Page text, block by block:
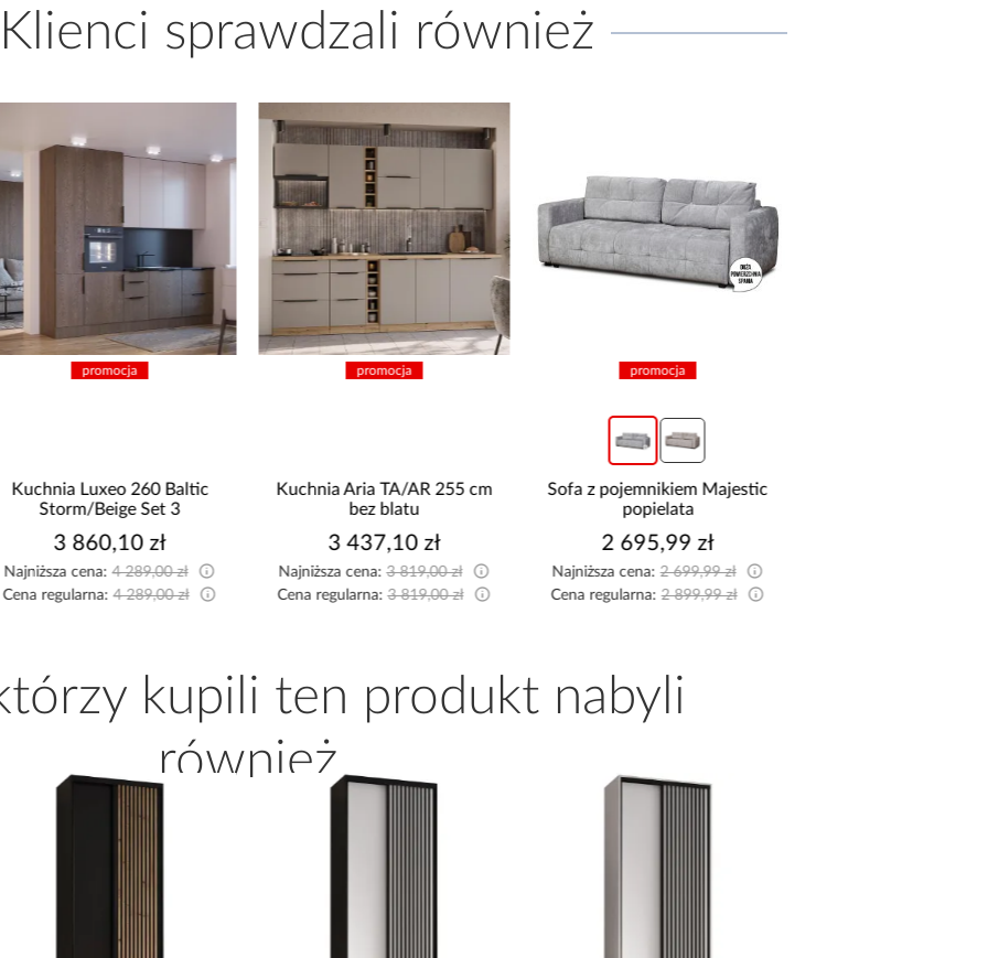
Klienci sprawdzali również
260 Baltic
Set 3
zł
4 289,00 zł
4 289,00 zł
Kuchnia Aria TA/AR 255 cm
Najniższa cena:
3 819,00 zł
Cena regularna: 3 819,00 zł
Sofa z pojemnikiem Majestic
2 695,99 zł
Najniższa cena:
2 699,99 zł
Cena regularna: 2 899,99 zł
Łóżko kontynentalne Santi
Najniższa cena:
Cena regularna:
kupili ten produkt nabyli
również